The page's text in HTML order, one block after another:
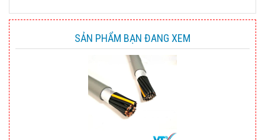
SẢN PHẨM BẠN ĐANG XEM